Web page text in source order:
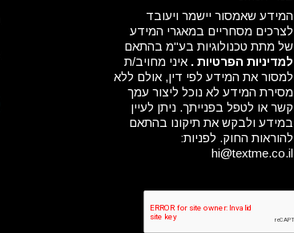
המידע שאמסור יישמר ויעובד
לצרכים מסחריים במאגרי המידע
של מתת טכנולוגיות בע"מ בהתאם
למדיניות הפרטיות . איני מחויב/ת
למסור את המידע לפי דין, אולם ללא
מסירת המידע לא נוכל ליצור עמך
קשר או לטפל בפנייתך. ניתן לעיין
במידע ולבקש את תיקונו בהתאם
להוראות החוק. לפניות:
hi@textme.co.il